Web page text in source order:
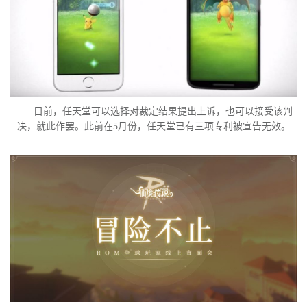
目前，任天堂可以选择对裁定结果提出上诉，也可以接受该判
决，就此作罢。此前在5月份，任天堂已有三项专利被宣告无效。